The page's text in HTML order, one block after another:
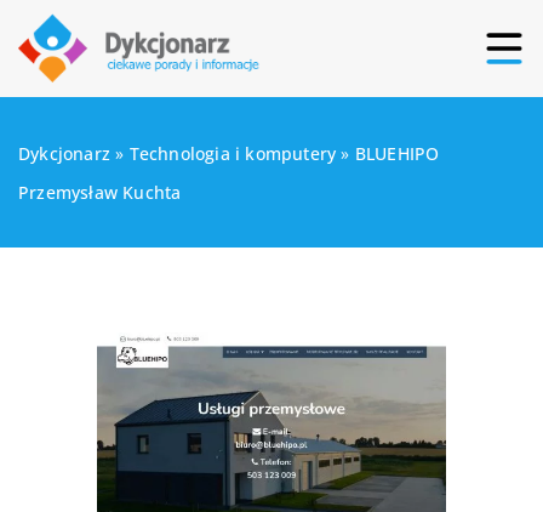
Dykcjonarz » Technologia i komputery » BLUEHIPO
Przemysław Kuchta